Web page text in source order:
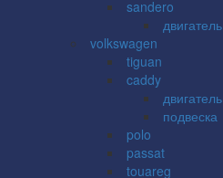
sandero
двигатель
volkswagen
tiguan
caddy
двигатель
подвеска
polo
passat
touareg